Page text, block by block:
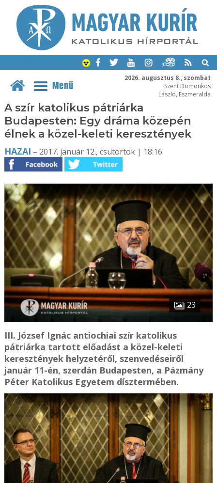
2026. augusztus 8., szombat
Szent Domonkos
László, Eszmeralda
Menü
A szír katolikus pátriárka
Budapesten: Egy dráma közepén
élnek a közel-keleti keresztények
HAZAI – 2017. január 12., csütörtök | 18:16
23
III. József Ignác antiochiai szír katolikus
pátriárka tartott előadást a közel-keleti
keresztények helyzetéről, szenvedéseiről
január 11-én, szerdán Budapesten, a Pázmány
Péter Katolikus Egyetem dísztermében.